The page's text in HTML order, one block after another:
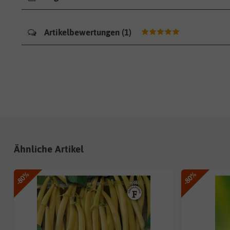
Artikelbewertungen (1)
Ähnliche Artikel
-80% -80%